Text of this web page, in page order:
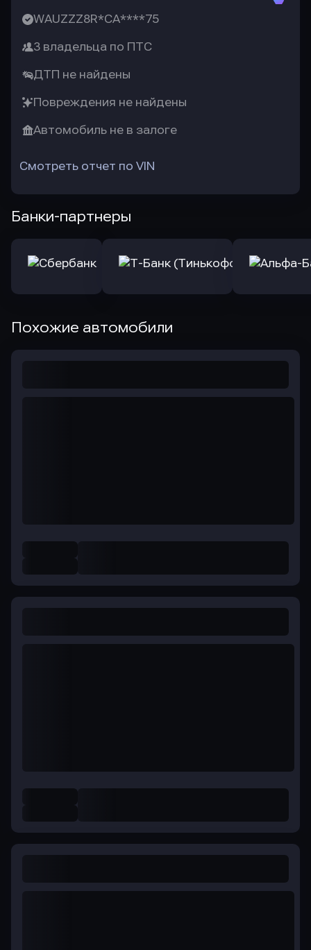
WAUZZZ8R*CA****75
3 владельца по ПТС
ДТП не найдены
Повреждения не найдены
Автомобиль не в залоге
Смотреть отчет по VIN
Банки-партнеры
Похожие автомобили